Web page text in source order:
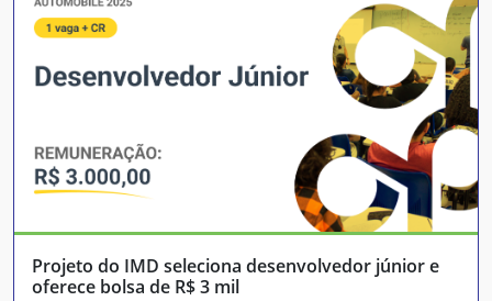
Projeto do IMD seleciona desenvolvedor júnior e
oferece bolsa de R$ 3 mil